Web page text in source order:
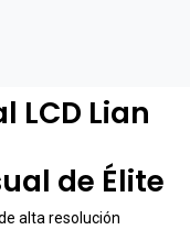
LCD Lian
de Élite
alta resolución